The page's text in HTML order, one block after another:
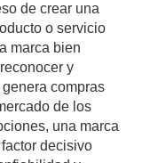
de crear una
o servicio
marca bien
y
compras
de los
una marca
decisivo